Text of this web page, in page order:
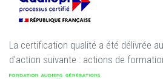
La certification qualité a été délivrée
d'action suivante : actions de